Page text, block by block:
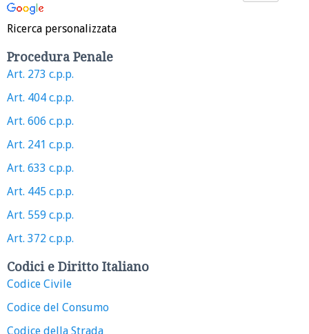
Ricerca personalizzata
Procedura Penale
Art. 273 c.p.p.
Art. 404 c.p.p.
Art. 606 c.p.p.
Art. 241 c.p.p.
Art. 633 c.p.p.
Art. 445 c.p.p.
Art. 559 c.p.p.
Art. 372 c.p.p.
Codici e Diritto Italiano
Codice Civile
Codice del Consumo
Codice della Strada